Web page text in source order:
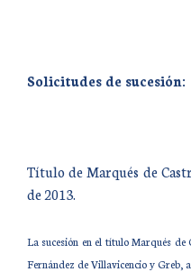
Solicitudes de sucesión:
Título de Marqués de
de 2013.
La sucesión en el título Marqués
Fernández de Villavicencio y Greb,